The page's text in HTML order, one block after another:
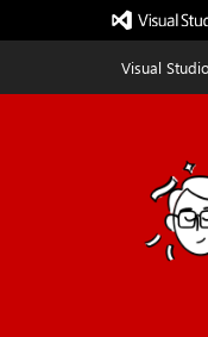
Visual